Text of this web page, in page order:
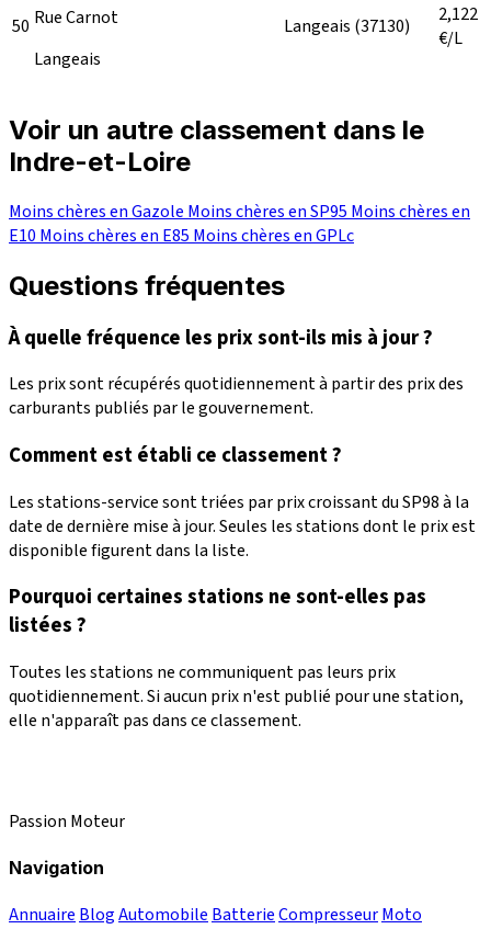
50 Rue Carnot
Langeais
Langeais (37130)
2,122
€/L
Voir un autre classement dans le
Indre-et-Loire
Moins chères en Gazole Moins chères en SP95 Moins chères en
E10 Moins chères en E85 Moins chères en GPLc
Questions fréquentes
À quelle fréquence les prix sont-ils mis à jour ?
Les prix sont récupérés quotidiennement à partir des prix des
carburants publiés par le gouvernement.
Comment est établi ce classement ?
Les stations-service sont triées par prix croissant du SP98 à la
date de dernière mise à jour. Seules les stations dont le prix est
disponible figurent dans la liste.
Pourquoi certaines stations ne sont-elles pas
listées ?
Toutes les stations ne communiquent pas leurs prix
quotidiennement. Si aucun prix n'est publié pour une station,
elle n'apparaît pas dans ce classement.
Passion Moteur
Navigation
Annuaire BlogAutomobile BatterieCompresseurMoto